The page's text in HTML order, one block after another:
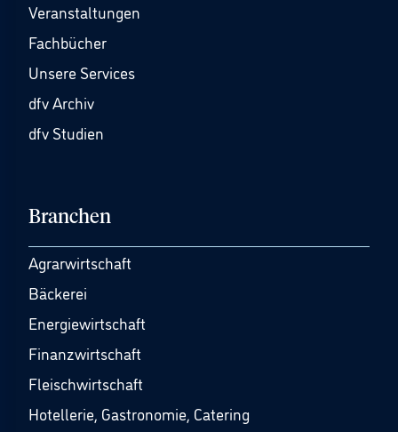
Veranstaltungen
Fachbücher
Unsere Services
dfv Archiv
dfv Studien
Branchen
Agrarwirtschaft
Bäckerei
Energiewirtschaft
Finanzwirtschaft
Fleischwirtschaft
Hotellerie, Gastronomie, Catering